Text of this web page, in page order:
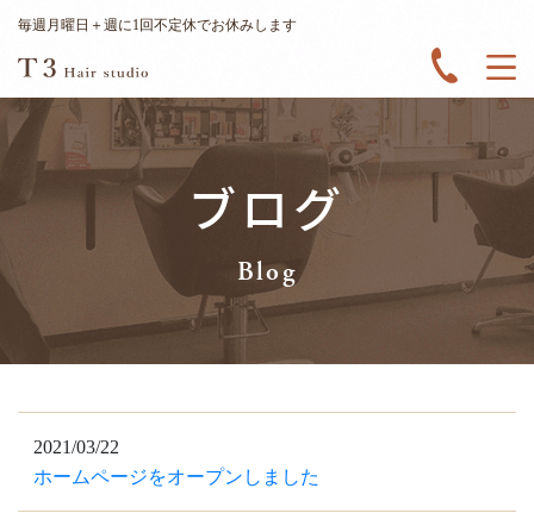
毎週月曜日＋週に1回不定休でお休みします
ブログ
Blog
2021/03/22
ホームページをオープンしました